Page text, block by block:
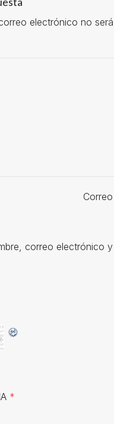
electrónico no
correo electrónico
*